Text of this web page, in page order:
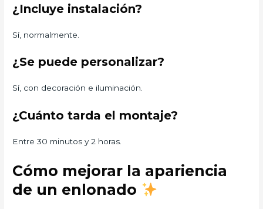
¿Incluye instalación?
Sí, normalmente.
¿Se puede personalizar?
Sí, con decoración e iluminación.
¿Cuánto tarda el montaje?
Entre 30 minutos y 2 horas.
Cómo mejorar la apariencia
de un enlonado